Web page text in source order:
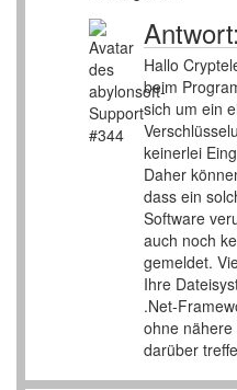
Antwort:
Hallo
beim
sich um ein
keinerlei
Daher
dass ein
Software
auch noch
gemeldet.
Ihre
.Net-
ohne
darüber